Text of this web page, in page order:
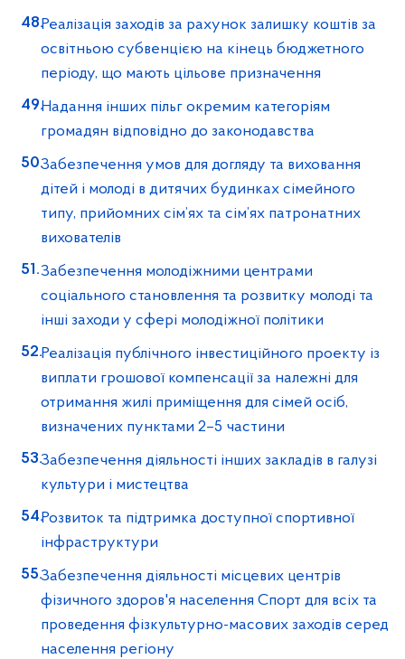
Реалізація заходів за рахунок залишку коштів за
освітньою субвенцією на кінець бюджетного
періоду, що мають цільове призначення
Надання інших пільг окремим категоріям
громадян відповідно до законодавства
Забезпечення умов для догляду та виховання
дітей і молоді в дитячих будинках сімейного
типу, прийомних сім’ях та сім’ях патронатних
вихователів
Забезпечення молодіжними центрами
соціального становлення та розвитку молоді та
інші заходи у сфері молодіжної політики
Реалізація публічного інвестиційного проекту із
виплати грошової компенсації за належні для
отримання жилі приміщення для сімей осіб,
визначених пунктами 2–5 частини
Забезпечення діяльності інших закладів в галузі
культури і мистецтва
Розвиток та підтримка доступної спортивної
інфраструктури
Забезпечення діяльності місцевих центрів
фізичного здоров'я населення Спорт для всіх та
проведення фізкультурно-масових заходів серед
населення регіону